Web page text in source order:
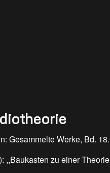
Gesammelte Werke, Bd.
,,Baukasten zu einer